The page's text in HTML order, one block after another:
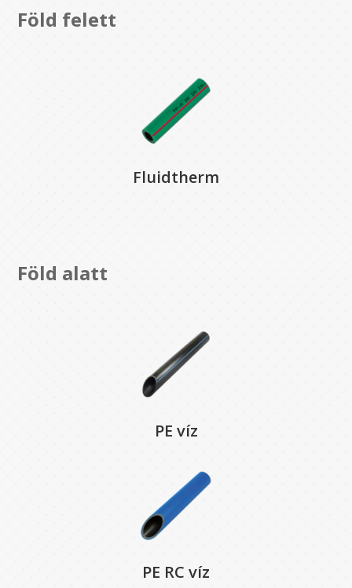
Föld felett
Fluidtherm
Föld alatt
PE víz
PE RC víz